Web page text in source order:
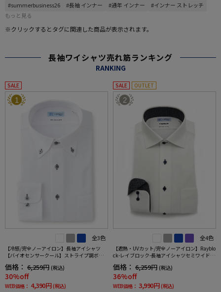
#summerbusiness26
#長袖 インナー #通年 インナー
#インナー ストレッチ
もっと見る
※クリックするとタグに関連した商品が表示されます。
長袖ワイシャツ売れ筋ランキング
RANKING
SALE
1
全3色
【冷感/完全ノーアイロン】長袖アイシャツ
【バイオセンサークール】ストライプ調ボタ
効果吸汗速乾ワイシャツ春夏
価格： 6,259円 (税込)
30%off
WEB価格： 4,390円 (税込)
SALE OUTLET
2
全4色
【遮熱・UVカット/完全ノーアイロン】Rayblo
ck-レイブロック-長袖アイシャツセミワイドス
価格： 6,259円 (税込)
36%off
WEB価格： 3,990円 (税込)